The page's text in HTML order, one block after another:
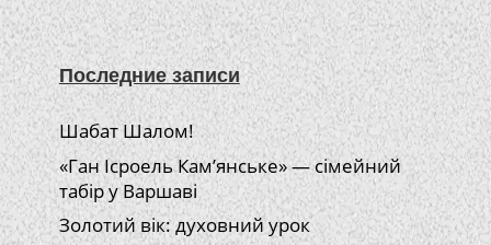
Последние записи
Шабат Шалом!
«Ган Ісроель Кам’янське» — сімейний
табір у Варшаві
Золотий вік: духовний урок